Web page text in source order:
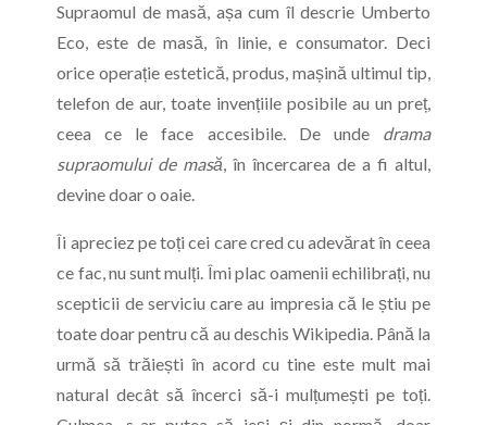
Supraomul de masă, așa cum îl descrie Umberto
Eco, este de masă, în linie, e consumator. Deci
orice operație estetică, produs, mașină ultimul tip,
telefon de aur, toate invențiile posibile au un preț,
ceea ce le face accesibile. De unde drama
supraomului de masă, în încercarea de a fi altul,
devine doar o oaie.
Îi apreciez pe toți cei care cred cu adevărat în ceea
ce fac, nu sunt mulți. Îmi plac oamenii echilibrați, nu
scepticii de serviciu care au impresia că le știu pe
toate doar pentru că au deschis Wikipedia. Până la
urmă să trăiești în acord cu tine este mult mai
natural decât să încerci să-i mulțumești pe toți.